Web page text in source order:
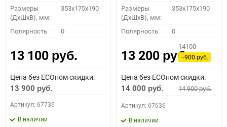
Размеры
(ДхШхВ), мм:
353x175x190
Полярность: 0
13 100 руб.
Цена без ECOном скидки:
13 900 руб.
Артикул: 67736
В наличии
Размеры
(ДхШхВ), мм:
353x175x190
Полярность: 0
13 200 руб.
14100
−900руб.
Цена без ECOном скидки:
14 000 руб. 14 900руб.
Артикул: 67636
В наличии